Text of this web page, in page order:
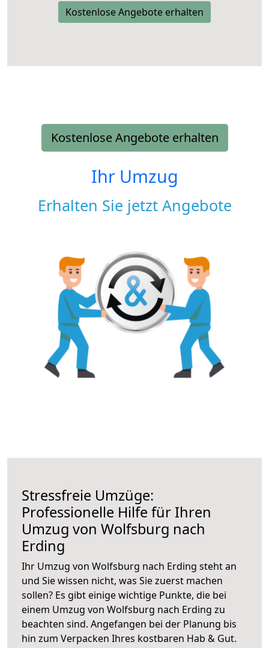
Kostenlose Angebote erhalten
Kostenlose Angebote erhalten
Ihr Umzug
Erhalten Sie jetzt Angebote
Stressfreie Umzüge:
Professionelle Hilfe für Ihren
Umzug von Wolfsburg nach
Erding
Ihr Umzug von Wolfsburg nach Erding steht an
und Sie wissen nicht, was Sie zuerst machen
sollen? Es gibt einige wichtige Punkte, die bei
einem Umzug von Wolfsburg nach Erding zu
beachten sind. Angefangen bei der Planung bis
hin zum Verpacken Ihres kostbaren Hab & Gut.